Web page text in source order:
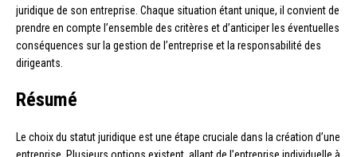
juridique de son entreprise. Chaque situation étant unique, il convient de
prendre en compte l’ensemble des critères et d’anticiper les éventuelles
conséquences sur la gestion de l’entreprise et la responsabilité des
dirigeants.
Résumé
Le choix du statut juridique est une étape cruciale dans la création d’une
entreprise. Plusieurs options existent, allant de l’entreprise individuelle à